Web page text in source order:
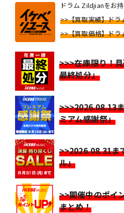
ドラム Zildjianをお
>>【買取実績】ド
>>【買取価格】ド
>>>在庫限り！
最終処分」
>>>2026.08.13
ミアム感謝祭」
>>2026.08.31ま
ル」
>>開催中のポイ
まとめ！